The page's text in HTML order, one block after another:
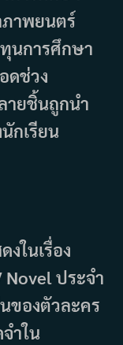
าพยนตร์
นการศึกษา
ดช่วง
ายชิ้นถูกนำ
กเรียน
ในเรื่อง
Novel ประจำ
ของตัวละคร
ำใน